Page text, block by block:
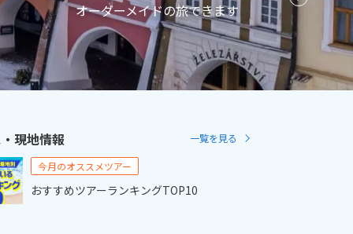
オーダーメイドの旅できます
現地情報 一覧を見る
今月のオススメツアー
おすすめツアーランキングTOP10
13
14
20
21
27
28
7
8 9 10 11 12
14
15 16 17 18 19
21
22 23 24 25 26
28